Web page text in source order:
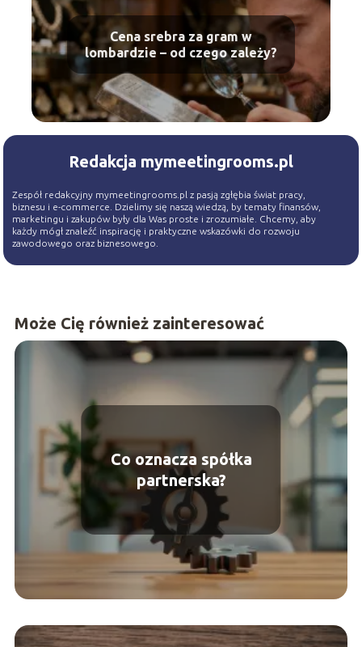
Cena srebra za gram w
lombardzie – od czego zależy?
Redakcja mymeetingrooms.pl
Zespół redakcyjny mymeetingrooms.pl z pasją zgłębia świat pracy,
biznesu i e-commerce. Dzielimy się naszą wiedzą, by tematy finansów,
marketingu i zakupów były dla Was proste i zrozumiałe. Chcemy, aby
każdy mógł znaleźć inspirację i praktyczne wskazówki do rozwoju
zawodowego oraz biznesowego.
Może Cię również zainteresować
Co oznacza spółka
partnerska?